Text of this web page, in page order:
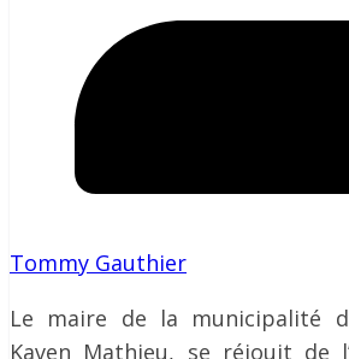
Tommy Gauthier
Le maire de la municipalité
Kaven Mathieu, se réjouit de